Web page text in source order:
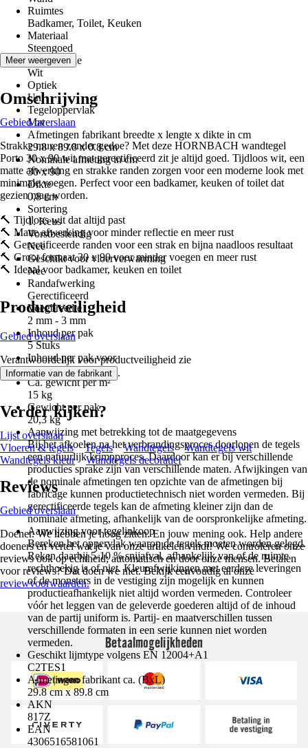
Ruimtes
Badkamer, Toilet, Keuken
Materiaal
Steengoed
Kleurfamilie
Wit
Optiek
Uni
Tegeloppervlak
Mat
Afmetingen fabrikant breedte x lengte x dikte in cm
29.8 x 89.8 x 0.8 cm
Nominale afmeting in cm
30 x 90
Dikte
0,8 cm
Sortering
1. Keus
Vorstbestendig
Nee
Geschikt voor vloerverwarming
Nee
Randafwerking
Gerectificeerd
Voegbreedte
2 mm - 3 mm
Inhoud per pak
5 Stuks
Inhoud per pak voor
1,35 m²
Ca. gewicht per m²
15 kg
Gewicht per pak
20,3 kg
Aanwijzing met betrekking tot de maatgegevens
Bij het afkoelen na het verbrandingsproces doorlopen de tegels
een natuurlijk krimpproces. Daardoor kan er bij verschillende
producties sprake zijn van verschillende maten. Afwijkingen van
de nominale afmetingen ten opzichte van de afmetingen bij
fabricage kunnen productietechnisch niet worden vermeden. Bij
gerectificeerde tegels kan de afmeting kleiner zijn dan de
nominale afmeting, afhankelijk van de oorspronkelijke afmeting.
Aanwijzing voor tegelinkoop
Bereken het oppervlak waarop de tegels moeten worden gelegd.
Reken daarbij 5-10 % snijafval, afhankelijk van of de ruimte
rechthoekig is of niet. Kleurafwijkingen met eerdere leveringen
of de monsters in de vestiging zijn mogelijk en kunnen
productieafhankelijk niet altijd worden vermeden. Controleer
vóór het leggen van de geleverde goederen altijd of de inhoud
van de partij uniform is. Partij- en maatverschillen tussen
verschillende formaten in een serie kunnen niet worden
vermeden.
Geschikt lijmtype volgens EN 12004+A1
C2TES1
Afmetingen fabrikant ca. (BxL)
29.8 cm x 89.8 cm
AKN
817Z
EAN
4306516581061
Meer weergeven
Omschrijving
Gebied overslaan
Strakke muren zonder gedoe? Met deze HORNBACH wandtegel
Porto 30 x 90 wit mat gerectificeerd zit je altijd goed. Tijdloos wit, een
matte afwerking en strakke randen zorgen voor een moderne look met
minimale voegen. Perfect voor een badkamer, keuken of toilet dat
gezien mag worden.
🔨 Tijdloos wit dat altijd past
🔨 Matte afwerking voor minder reflectie en meer rust
🔨 Gerectificeerde randen voor een strak en bijna naadloos resultaat
🔨 Groot formaat 30 x 90 voor minder voegen en meer rust
🔨 Ideaal voor badkamer, keuken en toilet
Productveiligheid
Gebied overslaan
Verantwoordelijk voor productveiligheid zie
Informatie van de fabrikant .
Verder kijken?
Lijst overslaan
Vloeren & tegels
Tegels Wandtegels
Wandtegels wit
Wandtegels kleur
Wandtegels decoratief
Reviews
Gebied overslaan
Doener. We hebben je hoog zitten. En jouw mening ook. Help andere
doeners en vertel wat je van onze artikelen vindt! We controleren onze
reviews ook op echtheid; automatisch en door onze mensen. Betalen
voor reviews? Dat doen we niet. Bekijk eenvoudig al onze
reviewvoorwaarden.
Betaalmogelijkheden